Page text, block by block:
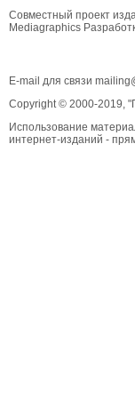
Совместный проект
Mediagraphics
E-mail для связи
Copyright © 2000-2019,
Использование
интернет-изданий -